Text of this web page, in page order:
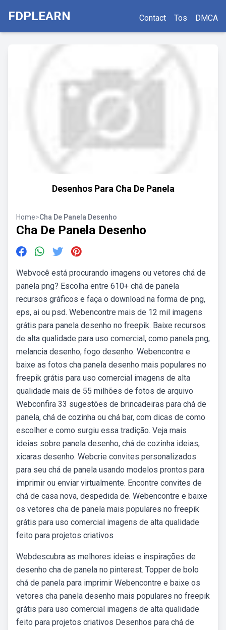
FDPLEARN Contact Tos DMCA
Desenhos Para Cha De Panela
Home>Cha De Panela Desenho
Cha De Panela Desenho
Webvocê está procurando imagens ou vetores chá de
panela png? Escolha entre 610+ chá de panela
recursos gráficos e faça o download na forma de png,
eps, ai ou psd. Webencontre mais de 12 mil imagens
grátis para panela desenho no freepik. Baixe recursos
de alta qualidade para uso comercial, como panela png,
melancia desenho, fogo desenho. Webencontre e
baixe as fotos cha panela desenho mais populares no
freepik grátis para uso comercial imagens de alta
qualidade mais de 55 milhões de fotos de arquivo
Webconfira 33 sugestões de brincadeiras para chá de
panela, chá de cozinha ou chá bar, com dicas de como
escolher e como surgiu essa tradição. Veja mais
ideias sobre panela desenho, chá de cozinha ideias,
xicaras desenho. Webcrie convites personalizados
para seu chá de panela usando modelos prontos para
imprimir ou enviar virtualmente. Encontre convites de
chá de casa nova, despedida de. Webencontre e baixe
os vetores cha de panela mais populares no freepik
grátis para uso comercial imagens de alta qualidade
feito para projetos criativos
Webdescubra as melhores ideias e inspirações de
desenho cha de panela no pinterest. Topper de bolo
chá de panela para imprimir Webencontre e baixe os
vetores cha panela desenho mais populares no freepik
grátis para uso comercial imagens de alta qualidade
feito para projetos criativos Desenhos para chá de